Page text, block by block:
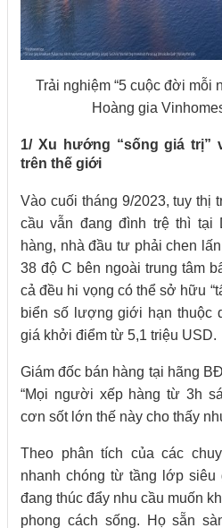
Trải nghiệm “5 cuộc đời mỗi
Hoàng gia
1/ Xu hướng “sống giá trị”
trên thế giới
Vào cuối tháng 9/2023, tuy thị
cầu vẫn đang đình trệ thì tại
hàng, nhà đầu tư phải chen
38 độ C bên ngoài trung tâm
cả đều hi vọng có thể sở hữu
biển số lượng giới hạn thuộc
giá khởi điểm từ 5,1 triệu USD.
Giám đốc bán hàng tại hãng
“Mọi người xếp hàng từ 3h
cơn sốt lớn thế này cho thấy
Theo phân tích của các
nhanh chóng từ tầng lớp
đang thúc đẩy nhu cầu muốn
phong cách sống. Họ sẵn